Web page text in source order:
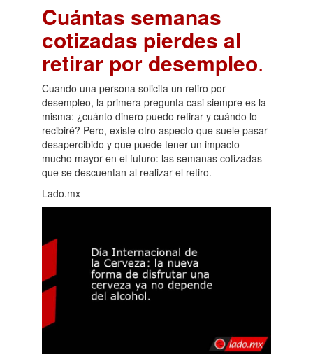
Cuántas semanas
cotizadas pierdes al
retirar por desempleo.
Cuando una persona solicita un retiro por
desempleo, la primera pregunta casi siempre es la
misma: ¿cuánto dinero puedo retirar y cuándo lo
recibiré? Pero, existe otro aspecto que suele pasar
desapercibido y que puede tener un impacto
mucho mayor en el futuro: las semanas cotizadas
que se descuentan al realizar el retiro.
Lado.mx